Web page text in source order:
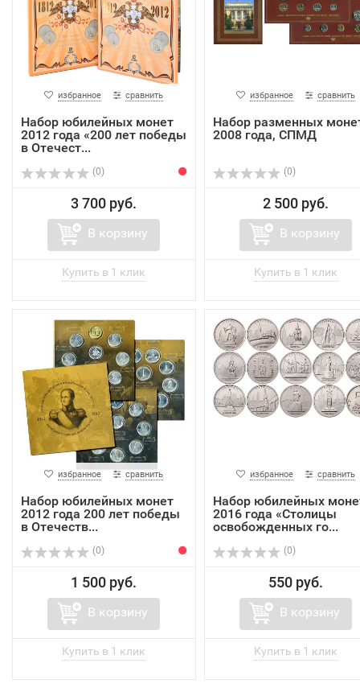
избранное сравнить
Набор юбилейных монет
2012 года «200 лет победы
в Отечест...
(0)
3 700 руб.
В корзину
избранное сравнить
Набор разменных
2008 года, СПМД
(0)
2 500 руб.
В корзину
избранное сравнить
Набор юбилейных монет
2012 года 200 лет победы
в Отечеств...
(0)
1 500 руб.
В корзину
избранное сравнить
Набор юбилейных
2016 года «Столицы
освобожденных го...
(0)
550 руб.
В корзину